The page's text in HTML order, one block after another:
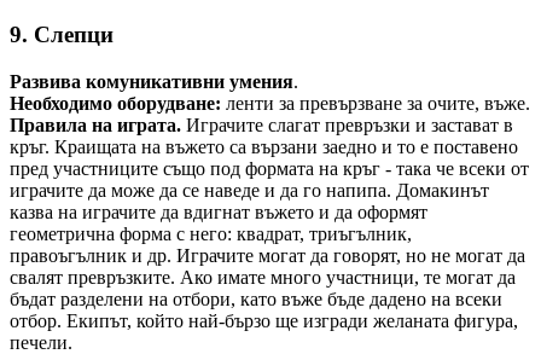
9. Слепци
Развива комуникативни умения.
Необходимо оборудване: ленти за превързване за очите, въже.
Правила на играта. Играчите слагат превръзки и застават в
кръг. Краищата на въжето са вързани заедно и то е поставено
пред участниците също под формата на кръг - така че всеки от
играчите да може да се наведе и да го напипа. Домакинът
казва на играчите да вдигнат въжето и да оформят
геометрична форма с него: квадрат, триъгълник,
правоъгълник и др. Играчите могат да говорят, но не могат да
свалят превръзките. Ако имате много участници, те могат да
бъдат разделени на отбори, като въже бъде дадено на всеки
отбор. Екипът, който най-бързо ще изгради желаната фигура,
печели.